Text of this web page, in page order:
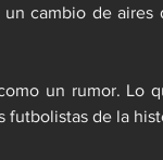
cambio de
un rumor. Lo
futbolistas de la